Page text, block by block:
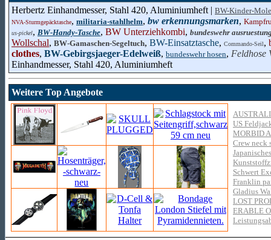
Herbertz Einhandmesser, Stahl 420, Aluminiumheft | BW-Kinder-
NVA-Sturmgepäcktasche, militaria-stahlhelm, bw erkennungsmarken,
us-pickel, BW-Handy-Tasche, BW Unterziehkombi, bundeswehr
Wollschal, BW-Gamaschen-Segeltuch, BW-Einsatztasche, Commando-Seil,
clothes, BW-Gebirgsjaeger-Edelweiß, bundeswehr hosen, Feldhose
Einhandmesser, Stahl 420, Aluminiumheft
Weitere Top Angebote
US
MORBID
Crew neck
Schwert
Franklin
Gladius
LOST
ERABLE